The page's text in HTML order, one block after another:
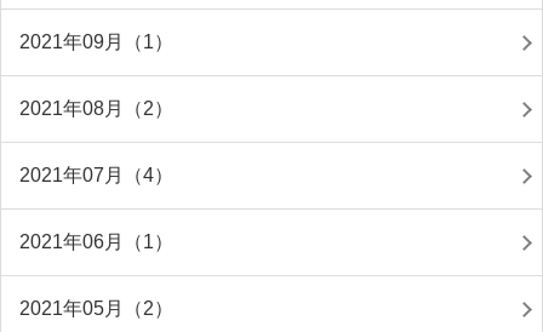
2021年09月（1）
2021年08月（2）
2021年07月（4）
2021年06月（1）
2021年05月（2）